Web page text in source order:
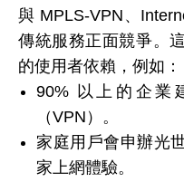
與 MPLS-VPN、
傳統服務正面競爭。
的使用者依賴，例如：
90% 以上的企業
（VPN）。
家庭用戶會申辦光
家上網體驗。